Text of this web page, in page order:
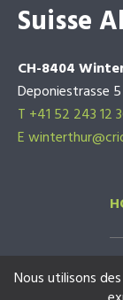
Suisse
CH-8404
Deponiestrasse 5
T +41 52 243 12
E
Nous utilisons